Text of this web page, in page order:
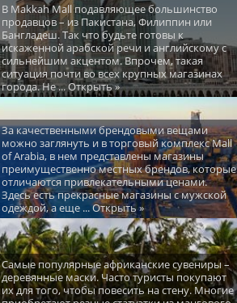
В Makkah Mall подавляющее большинство
продавцов – из Пакистана, Филиппин или
Бангладеш. Так что будьте готовы к
искаженной арабской речи и английскому с
сильнейшим акцентом. Впрочем, такая
ситуация почти во всех крупных магазинах
города. Не ... Открыть »
За качественными брендовыми вещами
можно заглянуть и в торговый комплекс Mall
of Arabia, в нем представлены магазины
преимущественно местных брендов, которые
отличаются привлекательными ценами.
Здесь есть прекрасные магазины с мужской
одеждой, а еще ... Открыть »
Самые популярные африканские сувениры –
деревянные маски. Часто туристы покупают
их для того, чтобы повесить на стену. Многие